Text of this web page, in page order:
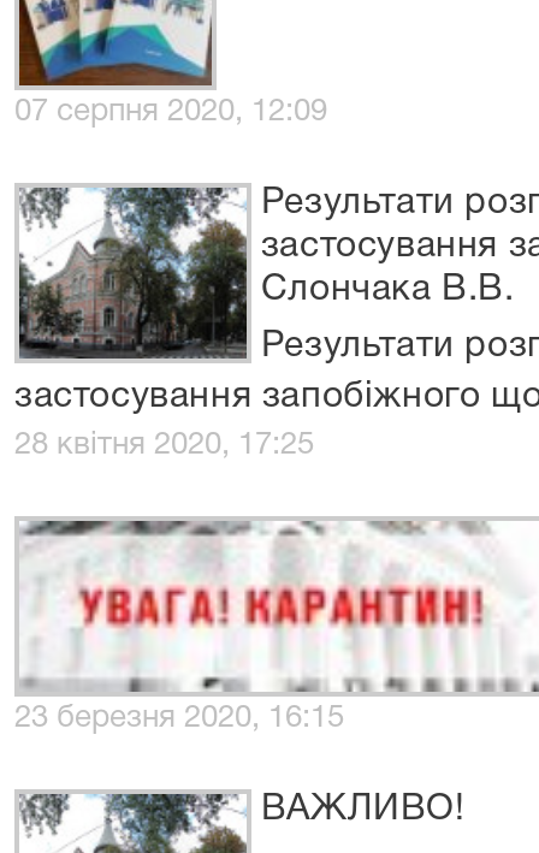
07 серпня 2020, 12:09
Результати
застосування
Слончака В.В.
Результати
застосування запобіжного
28 квітня 2020, 17:25
23 березня 2020, 16:15
ВАЖЛИВО!